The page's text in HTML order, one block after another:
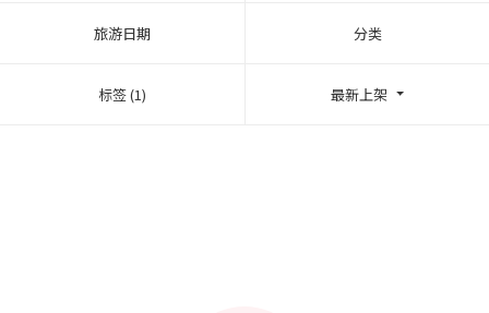
旅游日期 分类
标签 (1) 最新上架